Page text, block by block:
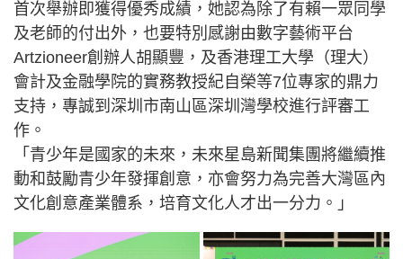
首次舉辦即獲得優秀成績，她認為除了有賴一眾同學
及老師的付出外，也要特別感謝由數字藝術平台
Artzioneer創辦人胡顯豐，及香港理工大學（理大）
會計及金融學院的實務教授紀自榮等7位專家的鼎力
支持，專誠到深圳市南山區深圳灣學校進行評審工
作。
「青少年是國家的未來，未來星島新聞集團將繼續推
動和鼓勵青少年發揮創意，亦會努力為完善大灣區內
文化創意產業體系，培育文化人才出一分力。」